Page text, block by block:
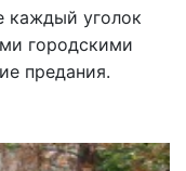
каждый уголок
городскими
предания.